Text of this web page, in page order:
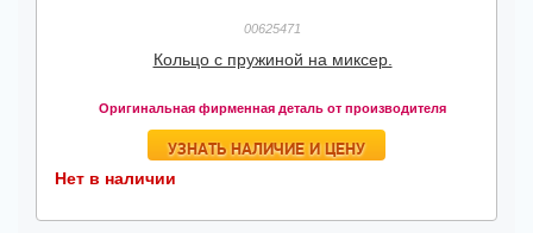
00625471
Кольцо с пружиной на миксер.
Оригинальная фирменная деталь от производителя
УЗНАТЬ НАЛИЧИЕ И ЦЕНУ
Нет в наличии